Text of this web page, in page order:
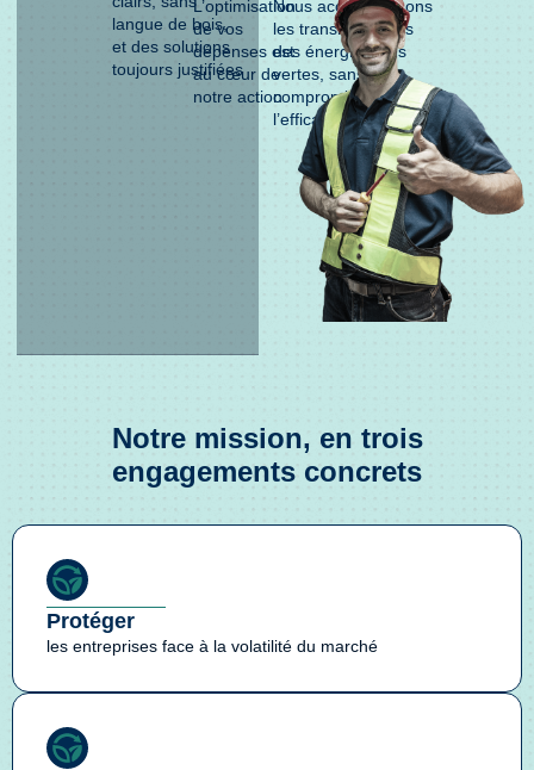
langue de bois,
et des solutions
toujours justifiées
L’optimisation
de vos
dépenses est
au cœur de
notre action
Nous accompagnons
les transitions vers
des énergies plus
vertes, sans
compromis sur
l’efficacité
Notre mission, en trois
engagements concrets
Protéger
les entreprises face à la volatilité du marché